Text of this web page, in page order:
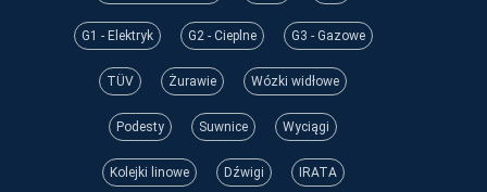
G1 - Elektryk G2 - Cieplne G3 - Gazowe
TÜV Żurawie Wózki widłowe
Podesty Suwnice Wyciągi
Kolejki linowe Dźwigi IRATA